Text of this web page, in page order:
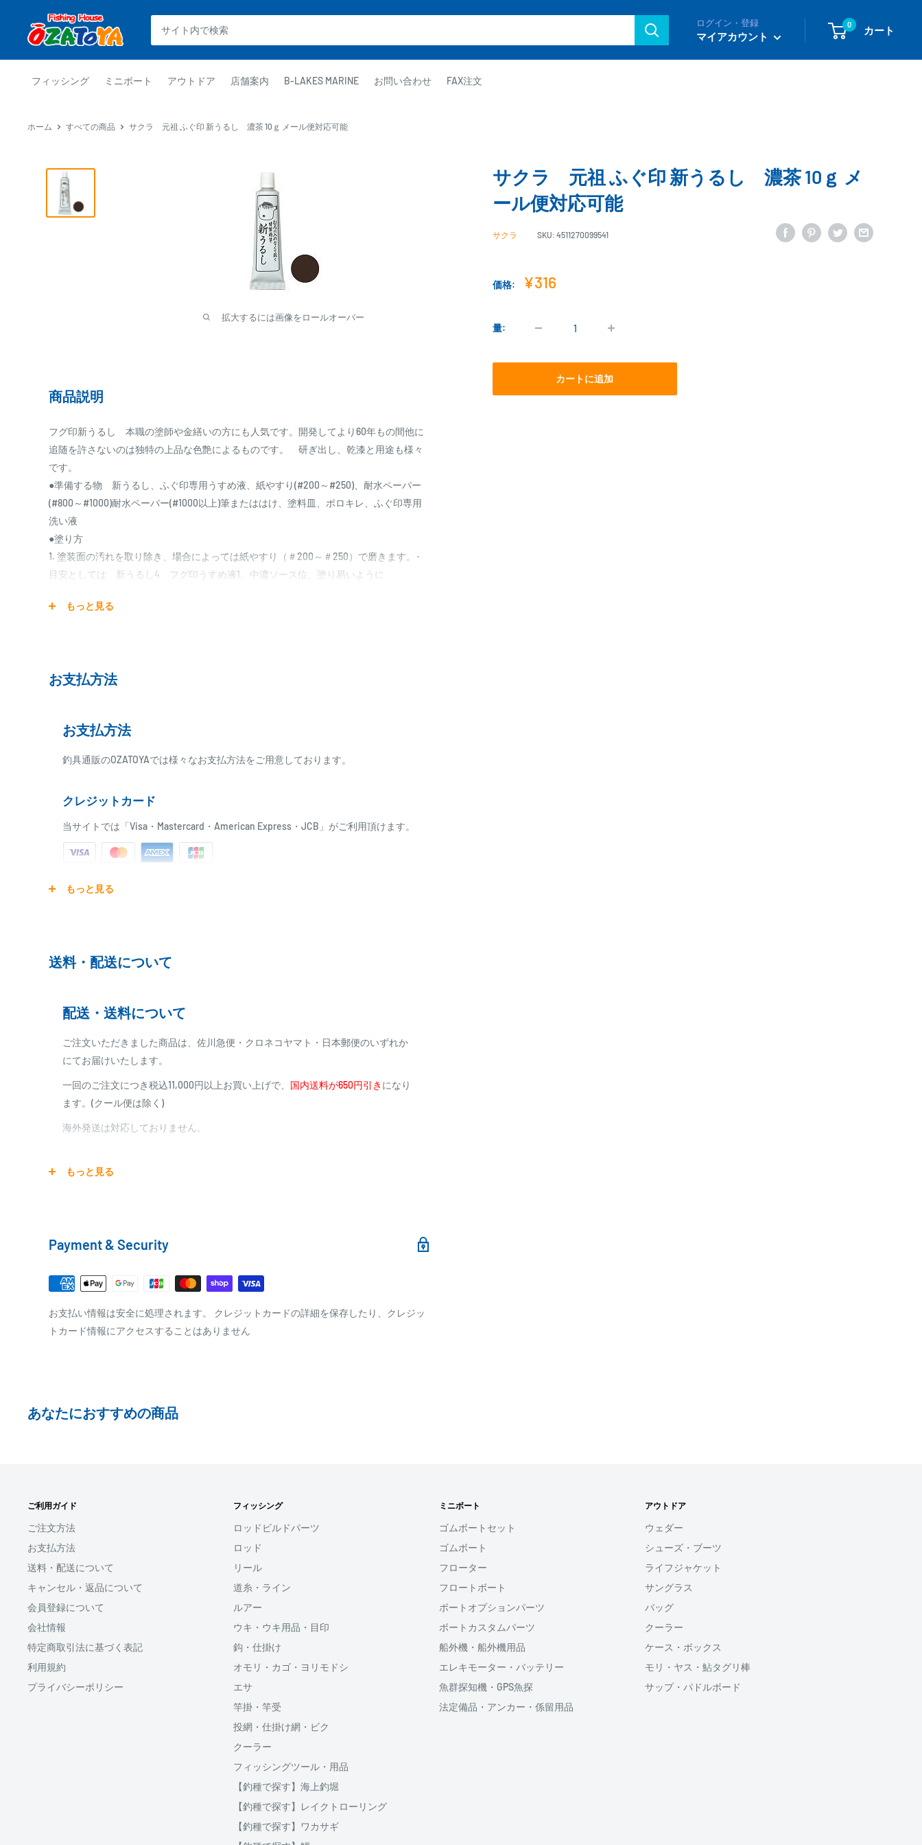
ン
釣
具
通
ログイン・登録
マイアカウント
0 カート
フィッシング ミニボート アウトドア 店舗案内 B-LAKES MARINE お問い合わせ FAX注文
ホーム すべての商品 サクラ 元祖 ふぐ印 新うるし 濃茶 10ｇ メール便対応可能
拡大するには画像をロールオーバー
サクラ 元祖 ふぐ印 新うるし 濃茶 10ｇ メ
ール便対応可能
サクラ SKU: 4511270099541
価格:
販
格
¥316
量:
カートに追加
商品説明
フグ印新うるし 本職の塗師や金繕いの方にも人気です。開発してより60年もの間他に
追随を許さないのは独特の上品な色艶によるものです。 研ぎ出し、乾漆と用途も様々
です。
●準備する物 新うるし、ふぐ印専用うすめ液、紙やすり(#200～#250)、耐水ペーパー
(#800～#1000)耐水ペーパー(#1000以上)筆またははけ、塗料皿、ポロキレ、ふぐ印専用
洗い液
●塗り方
1. 塗装面の汚れを取り除き、場合によっては紙やすり（＃200～＃250）で磨きます。･
目安としては 新うるし4 フグ印うすめ液1、中濃ソース位、塗り易いように
3. はけに適度に染み込ませ、余分な塗料は塗料皿のプチでしごきだす。
6. 充分に乾燥したら耐水ペーパー(#800～#1000)で力を入れ過ぎないように、軽く研ぎま
8. 仕上げは耐水ペーパー(#1000番以上)で研ぎます。(フグ印コンパウンド極細目を使用し
布で拭き上げるともっと良く仕上がります。)
* 乾燥時間は充分とること。
* 混ぜるときは、はけで混ぜないよう、気泡ができないよう、ようじ等でゆっくり攪拌し
てください。
* 研ぐ時には研ぎすぎぬようにすること。
とす事。
もっと見る
お支払方法
お支払方法
釣具通販のOZATOYAでは様々なお支払方法をご用意しております。
クレジットカード
当サイトでは「Visa・Mastercard・American Express・JCB」がご利用頂けます。
※商品代金に代引手数料(消費税込み)が加算されます
商品合計金額
000,001円～09,999円 330円
0 10,000円～29,999円
30,000円～99,999円
※商品の発送はお客様のご入金を当方で確認後となります
PAYPAY
PayPay株式会社が提供するキャッシュレス決済サービスです。
お支払い時、PayPayの残高不足にてお支払いが行われなかった場合、再度お支
払い手続きをいただきますようお願いいたします。
スマートフォン・タブレットを使ってご注文の方にご利用頂けるサービスとなり
ます。
Shop Payにてメールアドレスと携帯電話番号を登録すると、次回購入時にメール
アドレスと携帯電話番号宛てに送られる6桁のショップペイコード(SMS認証)を入
力するだけで、配送先やクレジットカード情報を再度入力することなく、簡単に
支払いができます。
「ApplePay・GooglePay・各クレジットカード」がご利用頂けます。
分割払いは、株式会社オリエントコーポレーションが提供しております、
OricoWebクレジットをご利用頂けます。
ご購入金額が30,000円以上からご利用対象となります。
ご注文後当店よりご案内する、インターネット上にて分割払い回数、ボーナス併
用等をシミュレーションする事が出来ます。
もっと見る
送料・配送について
配送・送料について
ご注文いただきました商品は、佐川急便・クロネコヤマト・日本郵便のいずれか
にてお届けいたします。
一回のご注文につき税込11,000円以上お買い上げで、 国内送料が650円引き になり
ます。(クール便は除く)
海外発送は対応しておりません。
宅配便
梱包サイズが160cm以内となります
全重量が30kg以内となります
ご注文内容によっては、2便に分けさせて頂く場合がございます
在庫がございましたら7営業日以内にお届けいたします
商品の出荷が遅れる場合はメールでご連絡致します
破損、重量オーバー等になる場合は複数口となりますのでご了承ください
クール便の場合は通常送料とは別に、クール便料金385円が加算されます
もっと見る
Payment & Security
お支払い情報は安全に処理されます。 クレジットカードの詳細を保存したり、クレジッ
トカード情報にアクセスすることはありません
あなたにおすすめの商品
ご利用ガイド
ご注文方法
お支払方法
送料・配送について
キャンセル・返品について
会員登録について
会社情報
特定商取引法に基づく表記
利用規約
プライバシーポリシー
フィッシング
ロッドビルドパーツ
ロッド
リール
道糸・ライン
ルアー
ウキ・ウキ用品・目印
鈎・仕掛け
オモリ・カゴ・ヨリモドシ
エサ
竿掛・竿受
投網・仕掛け網・ビク
クーラー
フィッシングツール・用品
【釣種で探す】海上釣堀
【釣種で探す】レイクトローリング
【釣種で探す】ワカサギ
ミニボート
ゴムボートセット
ゴムボート
フローター
フロートボート
ボートオプションパーツ
ボートカスタムパーツ
船外機・船外機用品
エレキモーター・バッテリー
魚群探知機・GPS魚探
法定備品・アンカー・係留用品
アウトドア
ウェダー
シューズ・ブーツ
ライフジャケット
サングラス
バッグ
クーラー
ケース・ボックス
モリ・ヤス・鮎タグリ棒
サップ・パドルボード